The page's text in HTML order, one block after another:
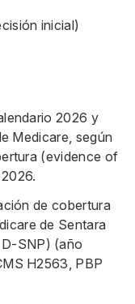
inicial)
2026 y
Medicare, según
(evidence of
de cobertura
de Sentara
SNP) (año
H2563, PBP